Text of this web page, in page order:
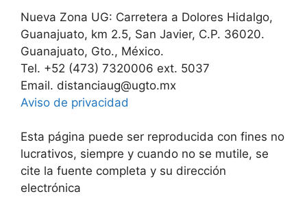
Nueva Zona UG: Carretera a Dolores Hidalgo,
Guanajuato, km 2.5, San Javier, C.P. 36020.
Guanajuato, Gto., México.
Tel. +52 (473) 7320006 ext. 5037
Email. distanciaug@ugto.mx
Aviso de privacidad
Esta página puede ser reproducida con fines no
lucrativos, siempre y cuando no se mutile, se
cite la fuente completa y su dirección
electrónica